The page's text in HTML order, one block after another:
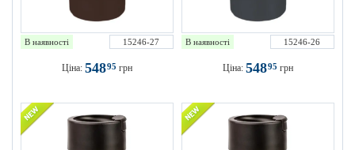
В наявності 15246-27
Ціна: 54895 грн
В наявності 15246-26
Ціна: 54895 грн